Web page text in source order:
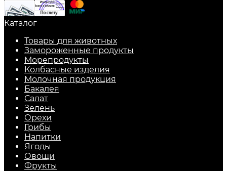
Каталог
Товары для животных
Замороженные продукты
Морепродукты
Колбасные изделия
Молочная продукция
Бакалея
Салат
Зелень
Орехи
Грибы
Напитки
Ягоды
Овощи
Фрукты